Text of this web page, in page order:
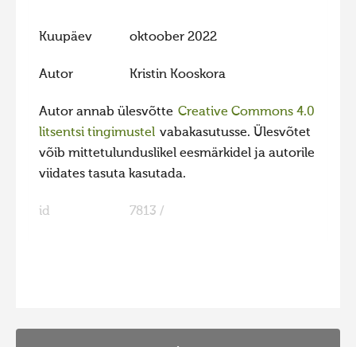
Kuupäev oktoober 2022
Autor Kristin Kooskora
Autor annab ülesvõtte Creative Commons 4.0
litsentsi tingimustel vabakasutusse. Ülesvõtet
võib mittetulunduslikel eesmärkidel ja autorile
viidates tasuta kasutada.
id 7813 /